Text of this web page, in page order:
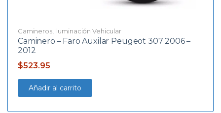
Camineros, Iluminación Vehicular
Caminero – Faro Auxilar Peugeot 307 2006 –
2012
$523.95
Añadir al carrito